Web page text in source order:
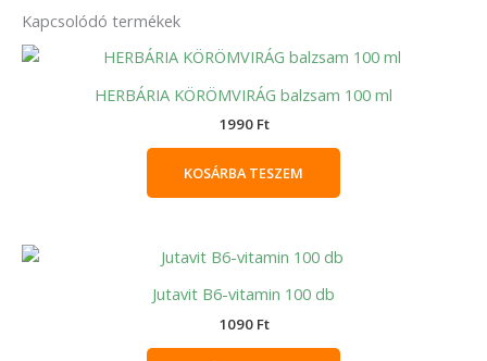
Kapcsolódó termékek
HERBÁRIA KÖRÖMVIRÁG balzsam 100 ml
1990 Ft
KOSÁRBA TESZEM
Jutavit B6-vitamin 100 db
1090 Ft